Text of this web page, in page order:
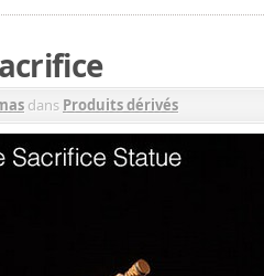
dans Produits dérivés